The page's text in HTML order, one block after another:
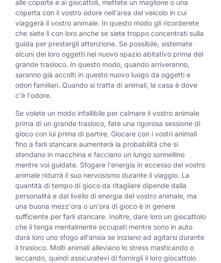
alle coperte e ai giocattoli, mettete un maglione o una
coperta con il vostro odore nell'area del veicolo in cui
viaggerà il vostro animale. In questo modo gli ricorderete
che siete lì con loro anche se siete troppo concentrati sulla
guida per prestargli attenzione. Se possibile, sistemate
alcuni dei loro oggetti nel nuovo spazio abitativo prima del
grande trasloco. In questo modo, quando arriveranno,
saranno già accolti in questo nuovo luogo da oggetti e
odori familiari. Quando si tratta di animali, la casa è dove
c'è l'odore.
Se volete un modo infallibile per calmare il vostro animale
prima di un grande trasloco, fate una rigorosa sessione di
gioco con lui prima di partire. Giocare con i vostri animali
fino a farli stancare aumenterà la probabilità che si
stendano in macchina e facciano un lungo sonnellino
mentre voi guidate. Sfogare l'energia in eccesso del vostro
animale ridurrà il suo nervosismo durante il viaggio. La
quantità di tempo di gioco da ritagliare dipende dalla
personalità e dal livello di energia del vostro animale, ma
una buona mezz'ora o un'ora di gioco è in genere
sufficiente per farli stancare. Inoltre, dare loro un giocattolo
che li tenga mentalmente occupati mentre sono in auto
darà loro uno sfogo all'ansia se iniziano ad agitarsi durante
il trasloco. Molti animali alleviano lo stress masticando o
leccando, quindi assicuratevi di fornirgli il loro giocattolo